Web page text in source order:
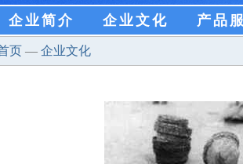
企业简介 企业文化 产品
页 — 企业文化